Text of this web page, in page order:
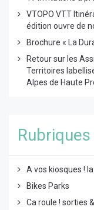
VTOPO VTT
édition ouvre de
Brochure « La
Retour sur les
Territoires
Alpes de Haute
Rubriques
A vos kiosques !
Bikes Parks
Ca roule ! sorties